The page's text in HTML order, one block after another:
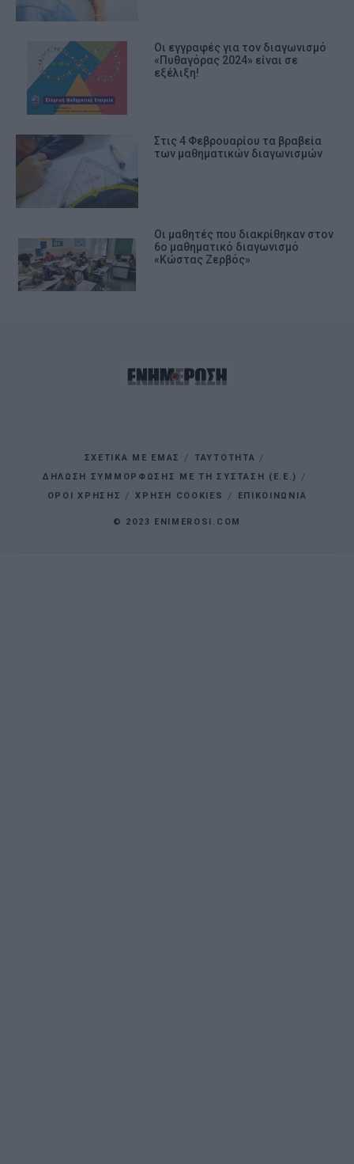
Οι εγγραφές για τον διαγωνισμό
«Πυθαγόρας 2024» είναι σε
εξέλιξη!
Στις 4 Φεβρουαρίου τα βραβεία
των μαθηματικών διαγωνισμών
Οι μαθητές που διακρίθηκαν στον
6ο μαθηματικό διαγωνισμό
«Κώστας Ζερβός»
ΣΧΕΤΙΚΑ ΜΕ ΕΜΑΣ
ΤΑΥΤΟΤΗΤΑ
ΔΗΛΩΣΗ ΣΥΜΜΟΡΦΩΣΗΣ ΜΕ ΤΗ ΣΥΣΤΑΣΗ (Ε.Ε.)
ΌΡΟΙ ΧΡΗΣΗΣ
ΧΡΗΣΗ COOKIES ΕΠΙΚΟΙΝΩΝΙΑ
© 2023 ENIMEROSI.COM